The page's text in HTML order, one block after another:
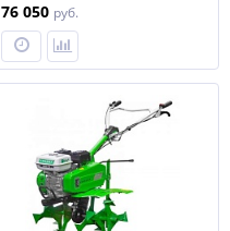
76 050 руб.